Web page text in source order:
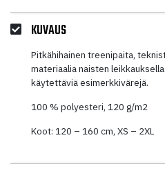
KUVAUS
Pitkähihainen treenipaita,
materiaalia naisten
käytettäviä esimerkkivärejä.
100 % polyesteri, 120 g/m2
Koot: 120 – 160 cm, XS – 2XL